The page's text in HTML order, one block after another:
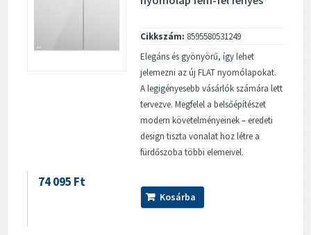
Cikkszám: 8595580531249
Elegáns és gyönyörű, így lehet
jelemezni az új FLAT nyomólapokat.
A legigényesebb vásárlók számára lett
tervezve. Megfelel a belsőépítészet
modern követelményeinek – eredeti
design tiszta vonalat hoz létre a
fürdőszoba többi elemeivel.
74 095 Ft
Kosárba